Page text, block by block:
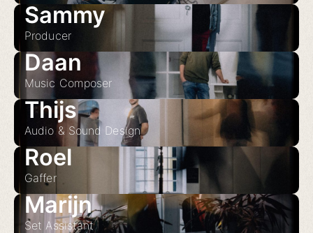
Sammy
Producer
Daan
Music Composer
Thijs
Audio & Sound Design
Roel
Gaffer
Marijn
Set Assistant